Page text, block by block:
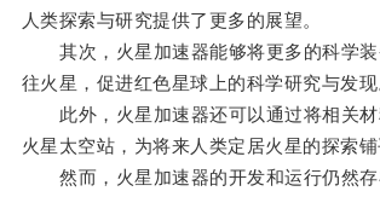
人类探索与研究提供了更多的展望。
其次，火星加速器能够将更多的科学装
往火星，促进红色星球上的科学研究与发现
此外，火星加速器还可以通过将相关材
火星太空站，为将来人类定居火星的探索铺
然而，火星加速器的开发和运行仍然存